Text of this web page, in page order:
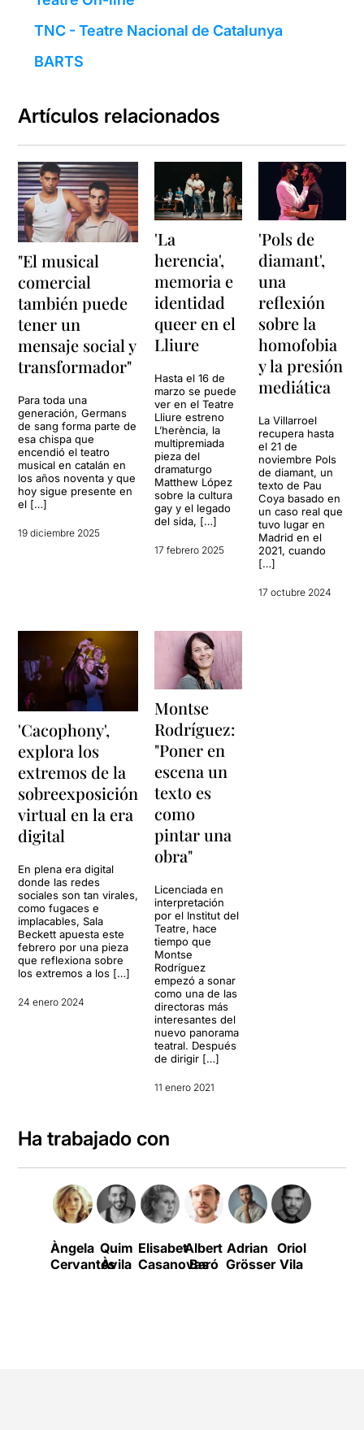
TNC - Teatre Nacional de Catalunya
BARTS
Artículos relacionados
"El musical
comercial
también puede
tener un
mensaje social y
transformador"
Para toda una
generación, Germans
de sang forma parte de
esa chispa que
encendió el teatro
musical en catalán en
los años noventa y que
hoy sigue presente en
el […]
19 diciembre 2025
'La
herencia',
memoria e
identidad
queer en el
Lliure
Hasta el 16 de
marzo se puede
ver en el Teatre
Lliure estreno
L’herència, la
multipremiada
pieza del
dramaturgo
Matthew López
sobre la cultura
gay y el legado
del sida, […]
17 febrero 2025
'Pols de
diamant',
una
reflexión
sobre la
homofobia
y la presión
mediática
La Villarroel
recupera hasta
el 21 de
noviembre Pols
de diamant, un
texto de Pau
Coya basado en
un caso real que
tuvo lugar en
Madrid en el
2021, cuando
[…]
17 octubre 2024
'Cacophony',
explora los
extremos de la
sobreexposición
virtual en la era
digital
En plena era digital
donde las redes
sociales son tan virales,
como fugaces e
implacables, Sala
Beckett apuesta este
febrero por una pieza
que reflexiona sobre
los extremos a los […]
24 enero 2024
Montse
Rodríguez:
"Poner en
escena un
texto es
como
pintar una
obra"
Licenciada en
interpretación
por el Institut del
Teatre, hace
tiempo que
Montse
Rodríguez
empezó a sonar
como una de las
directoras más
interesantes del
nuevo panorama
teatral. Después
de dirigir […]
11 enero 2021
Ha trabajado con
Àngela
Cervantes
Quim
Àvila
Elisabet
Casanovas
Albert
Baró
Adrian
Grösser
Oriol
Vila